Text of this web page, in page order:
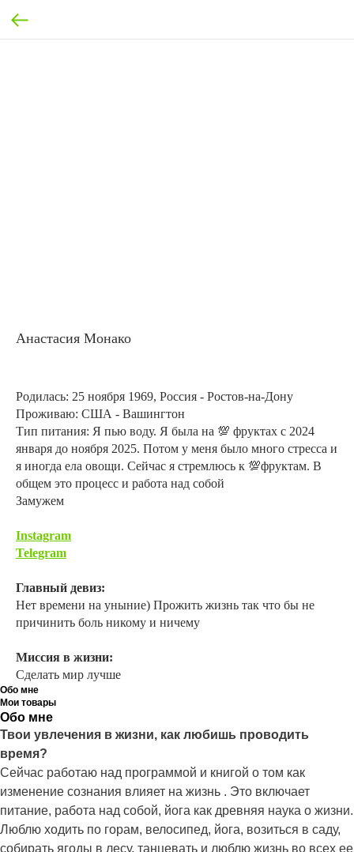
Анастасия Монако
Родилась: 25 ноября 1969, Россия - Ростов-на-Дону
Проживаю: США - Вашингтон
Тип питания: Я пью воду. Я была на 💯 фруктах с 2024
января до ноября 2025. Потом у меня было много стресса и
я иногда ела овощи. Сейчас я стремлюсь к 💯фруктам. В
общем это процесс и работа над собой
Замужем
Instagram
Telegram
Главный девиз:
Нет времени на уныние) Прожить жизнь так что бы не
причинить боль никому и ничему
Миссия в жизни:
Сделать мир лучше
Обо мне
Мои товары
Обо мне
Твои увлечения в жизни, как любишь проводить
время?
Сейчас работаю над программой и книгой о том как
изменение сознания влияет на жизнь . Это включает
питание, работа над собой, йога как древняя наука о жизни.
Люблю ходить по горам, велосипед, йога, возиться в саду,
собирать ягоды в лесу, танцевать и люблю жизнь во всех ее